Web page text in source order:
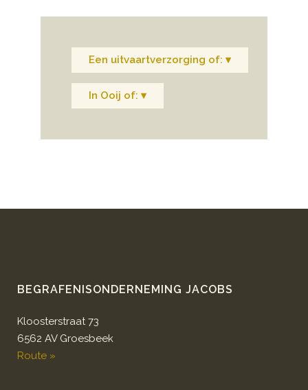
Een uitvaartverzorging of: ▾
In Ooij of: ▾
BEGRAFENISONDERNEMING JACOBS
Kloosterstraat 73
6562 AV Groesbeek
Route »